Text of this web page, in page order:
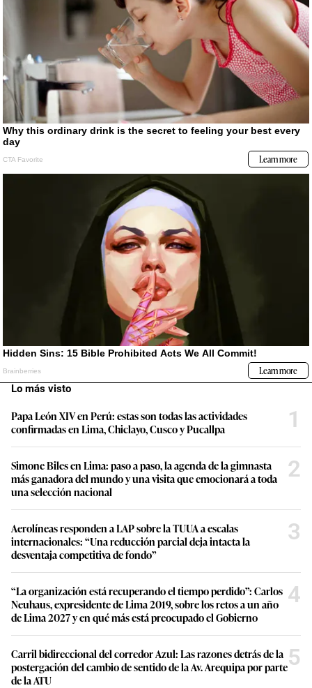
Lo más visto
Papa León XIV en Perú: estas son todas las actividades
confirmadas en Lima, Chiclayo, Cusco y Pucallpa
1
Simone Biles en Lima: paso a paso, la agenda de la gimnasta
más ganadora del mundo y una visita que emocionará a toda
una selección nacional
2
Aerolíneas responden a LAP sobre la TUUA a escalas
internacionales: “Una reducción parcial deja intacta la
desventaja competitiva de fondo”
3
“La organización está recuperando el tiempo perdido”: Carlos
Neuhaus, expresidente de Lima 2019, sobre los retos a un año
de Lima 2027 y en qué más está preocupado el Gobierno
4
Carril bidireccional del corredor Azul: Las razones detrás de la
postergación del cambio de sentido de la Av. Arequipa por parte
de la ATU
5